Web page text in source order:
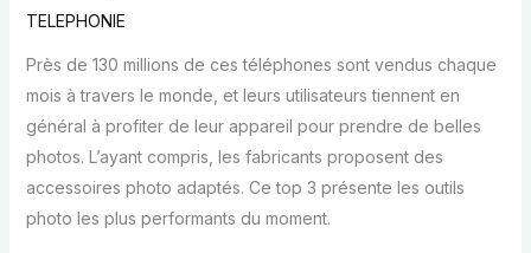
TELEPHONIE
Près de 130 millions de ces téléphones sont vendus chaque
mois à travers le monde, et leurs utilisateurs tiennent en
général à profiter de leur appareil pour prendre de belles
photos. L’ayant compris, les fabricants proposent des
accessoires photo adaptés. Ce top 3 présente les outils
photo les plus performants du moment.